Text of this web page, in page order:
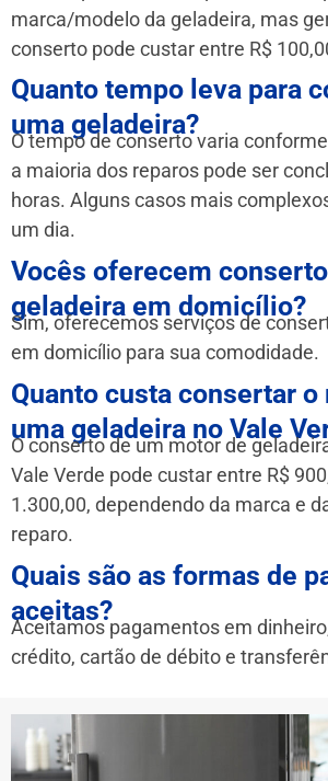
marca/modelo da geladeira, mas
conserto pode custar entre R$
Quanto tempo leva para
uma geladeira?
O tempo de conserto varia
a maioria dos reparos pode ser
horas. Alguns casos mais
um dia.
Vocês oferecem
geladeira em domicílio?
Sim, oferecemos serviços de
em domicílio para sua comodidade.
Quanto custa consertar o
uma geladeira no Vale
O conserto de um motor de
Vale Verde pode custar entre R$
1.300,00, dependendo da marca e
reparo.
Quais são as formas de
aceitas?
Aceitamos pagamentos em
crédito, cartão de débito e